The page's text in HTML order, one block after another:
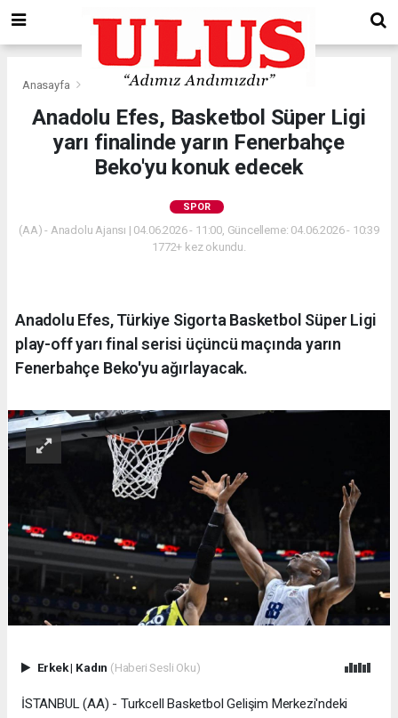
Anasayfa
Anadolu Efes, Basketbol Süper Ligi
yarı finalinde yarın Fenerbahçe
Beko'yu konuk edecek
SPOR
(AA) - Anadolu Ajansı | 04.06.2026 - 11:00, Güncelleme: 04.06.2026 - 10:39
1772+ kez okundu.
Anadolu Efes, Türkiye Sigorta Basketbol Süper Ligi
play-off yarı final serisi üçüncü maçında yarın
Fenerbahçe Beko'yu ağırlayacak.
Erkek| Kadın (Haberi Sesli Oku)
İSTANBUL (AA) - Turkcell Basketbol Gelişim Merkezi'ndeki